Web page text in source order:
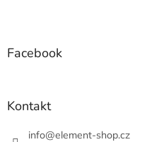
Facebook
Kontakt
info@element-shop.cz